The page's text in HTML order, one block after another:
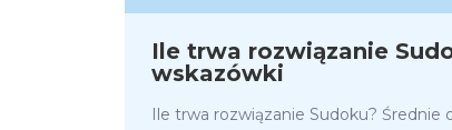
Ile trwa rozwiązanie
wskazówki
Ile trwa rozwiązanie Sudoku? Średnie